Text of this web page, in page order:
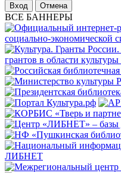
Отмена
ВСЕ БАННЕРЫ